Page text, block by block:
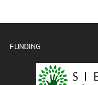
FUNDING